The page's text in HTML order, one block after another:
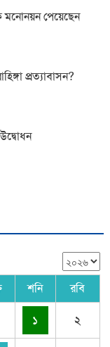
মনোনয়ন পেয়েছেন
প্রত্যাবাসন?
শনি রবি
১ ২